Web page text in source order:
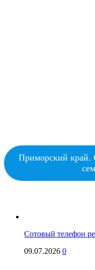
Приморский край.
Сотовый телефон
09.07.2026 0